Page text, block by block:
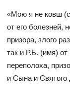
«Мою я не ковш
от его болезней,
призора, злого
так и Р.Б. (имя) от
переполоха,
и Сына и